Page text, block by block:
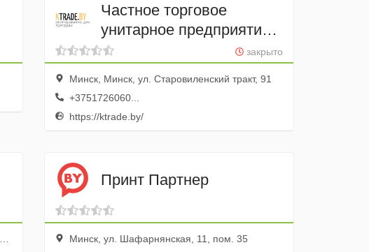
Частное торговое
унитарное предприятие
"КСА Продажи"
закрыто
Минск, Минск, ул. Старовиленский тракт, 91
+3751726060...
https://ktrade.by/
Принт Партнер
Минск, ул. Шафарнянская, 11, пом. 35